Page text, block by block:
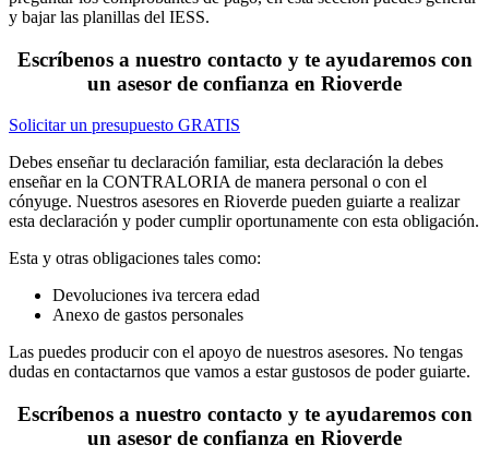
y bajar las planillas del IESS.
Escríbenos a nuestro contacto y te ayudaremos con
un asesor de confianza en Rioverde
Solicitar un presupuesto GRATIS
Debes enseñar tu declaración familiar, esta declaración la debes
enseñar en la CONTRALORIA de manera personal o con el
cónyuge. Nuestros asesores en Rioverde pueden guiarte a realizar
esta declaración y poder cumplir oportunamente con esta obligación.
Esta y otras obligaciones tales como:
Devoluciones iva tercera edad
Anexo de gastos personales
Las puedes producir con el apoyo de nuestros asesores. No tengas
dudas en contactarnos que vamos a estar gustosos de poder guiarte.
Escríbenos a nuestro contacto y te ayudaremos con
un asesor de confianza en Rioverde